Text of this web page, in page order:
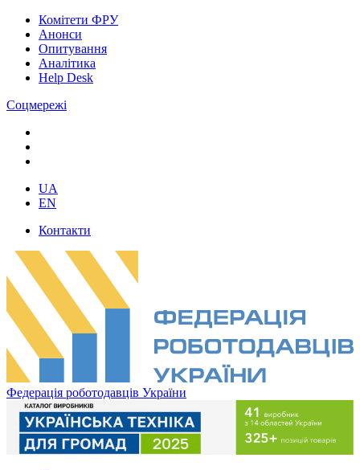
Комітети ФРУ
Анонси
Опитування
Аналітика
Help Desk
Соцмережі
UA
EN
Контакти
Федерація роботодавців України